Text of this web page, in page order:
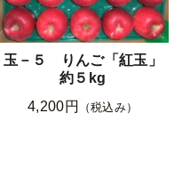
玉－５ りんご「紅玉」
約５kg
4,200円
（税込み）